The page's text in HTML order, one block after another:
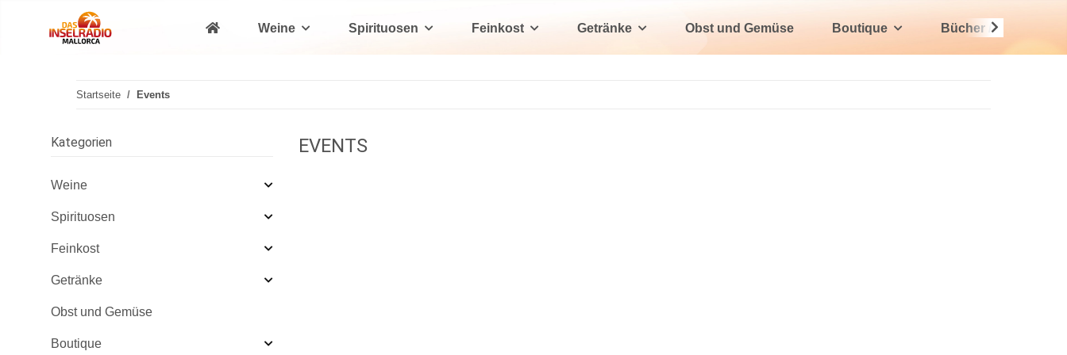
Weine Spirituosen Feinkost Getränke Obst und Gemüse Boutique Bücher / Magazine
Startseite Events
EVENTS
Kategorien
Weine
Spirituosen
Feinkost
Getränke
Obst und Gemüse
Boutique